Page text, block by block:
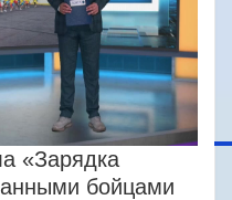
«Зарядка
бойцами